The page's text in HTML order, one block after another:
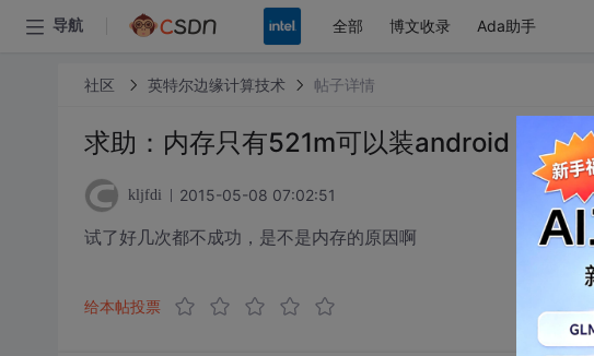
导航 全部 博文收录 Ada助手
社区 英特尔边缘计算技术 帖子详情
求助：内存只有521m可以装android X86吗
kljfdi 2015-05-08 07:02:51
试了好几次都不成功，是不是内存的原因啊
给本帖投票